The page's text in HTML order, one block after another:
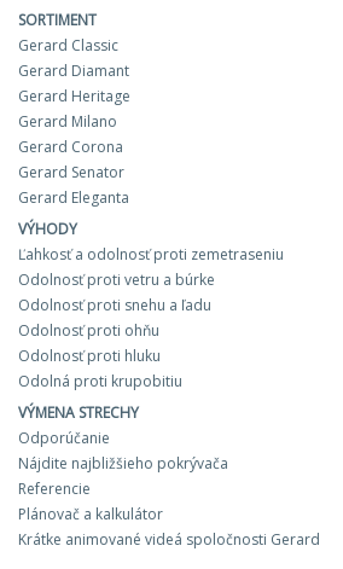
SORTIMENT
Gerard Classic
Gerard Diamant
Gerard Heritage
Gerard Milano
Gerard Corona
Gerard Senator
Gerard Eleganta
VÝHODY
Ľahkosť a odolnosť proti zemetraseniu
Odolnosť proti vetru a búrke
Odolnosť proti snehu a ľadu
Odolnosť proti ohňu
Odolnosť proti hluku
Odolná proti krupobitiu
VÝMENA STRECHY
Odporúčanie
Nájdite najbližšieho pokrývača
Referencie
Plánovač a kalkulátor
Krátke animované videá spoločnosti Gerard